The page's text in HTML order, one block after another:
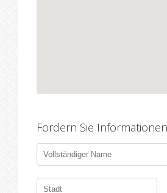
Fordern Sie